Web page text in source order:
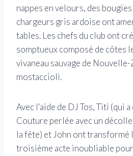
nappes en velours, des
chargeurs gris ardoise ont
tables. Les chefs du club ont
somptueux composé de côtes
vivaneau sauvage de
mostaccioli.
Avec l'aide de DJ Tos, Titi (qui
Couture perlée avec un
la fête) et John ont transformé
troisième acte inoubliable